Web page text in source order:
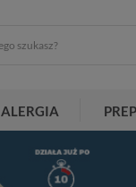
ALERGIA